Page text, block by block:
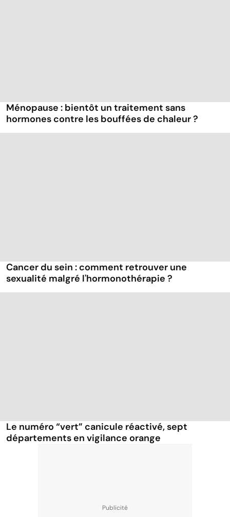
Ménopause : bientôt un traitement sans
hormones contre les bouffées de chaleur ?
Cancer du sein : comment retrouver une
sexualité malgré l'hormonothérapie ?
Le numéro “vert” canicule réactivé, sept
départements en vigilance orange